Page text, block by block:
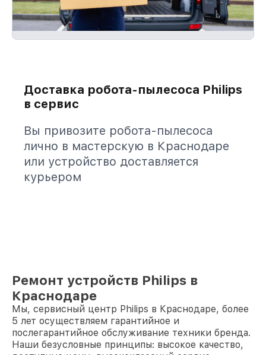
Доставка робота-пылесоса Philips
в сервис
Вы привозите робота-пылесоса
лично в мастерскую в Краснодаре
или устройство доставляется
курьером
Ремонт устройств Philips в
Краснодаре
Мы, сервисный центр Philips в Краснодаре, более
5 лет осуществляем гарантийное и
послегарантийное обслуживание техники бренда.
Наши безусловные принципы: высокое качество,